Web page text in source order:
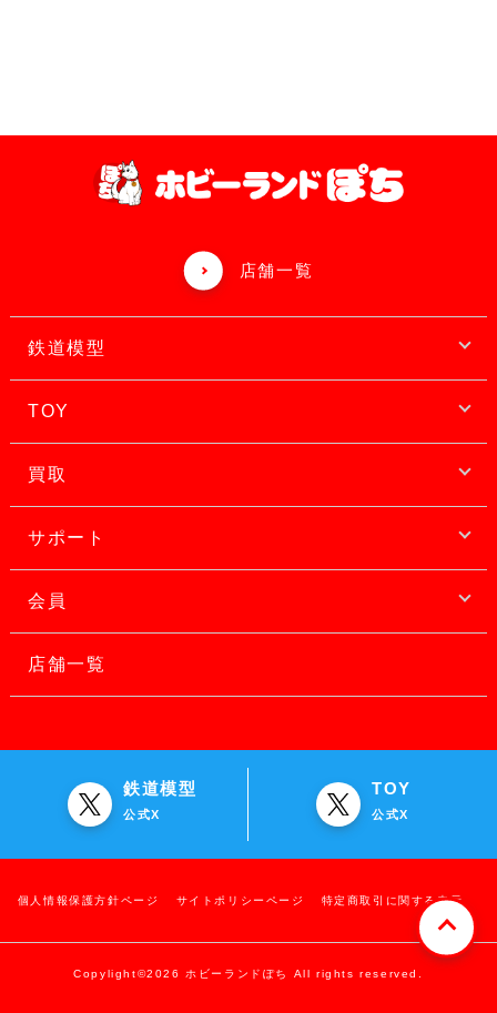
店舗一覧
鉄道模型
TOY
買取
サポート
会員
店舗一覧
鉄道模型
公式X
TOY
公式X
個人情報保護方針ページ サイトポリシーページ 特定商取引に関する表示
Copylight©2026 ホビーランドぽち All rights reserved.